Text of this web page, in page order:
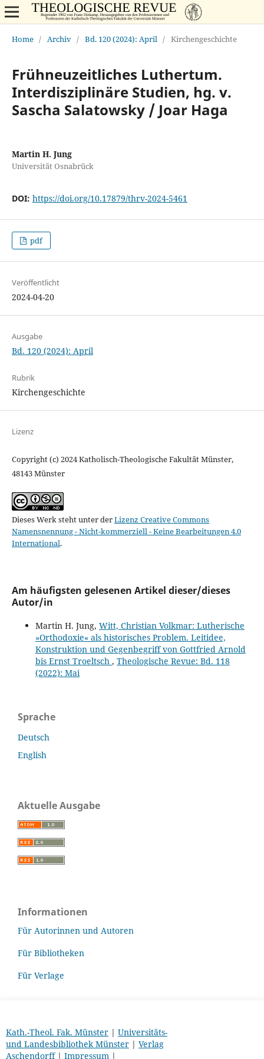
Home / Archiv / Bd. 120 (2024): April / Kirchengeschichte
Frühneuzeitliches Luthertum.
Interdisziplinäre Studien, hg. v.
Sascha Salatowsky / Joar Haga
Martin H. Jung
Universität Osnabrück
DOI: https://doi.org/10.17879/thrv-2024-5461
pdf
Veröffentlicht
2024-04-20
Ausgabe
Bd. 120 (2024): April
Rubrik
Kirchengeschichte
Lizenz
Copyright (c) 2024 Katholisch-Theologische Fakultät Münster,
48143 Münster
Dieses Werk steht unter derLizenz Creative Commons
Namensnennung - Nicht-kommerziell - Keine Bearbeitungen 4.0
International.
Am häufigsten gelesenen Artikel dieser/dieses
Autor/in
Martin H. Jung, Witt, Christian Volkmar: Lutherische
»Orthodoxie« als historisches Problem. Leitidee,
Konstruktion und Gegenbegriff von Gottfried Arnold
bis Ernst Troeltsch , Theologische Revue: Bd. 118
(2022): Mai
Sprache
Deutsch
English
Aktuelle Ausgabe
Informationen
Für Autorinnen und Autoren
Für Bibliotheken
Für Verlage
Kath.-Theol. Fak. Münster| Universitäts-
und Landesbibliothek Münster| Verlag
Aschendorff| Impressum |